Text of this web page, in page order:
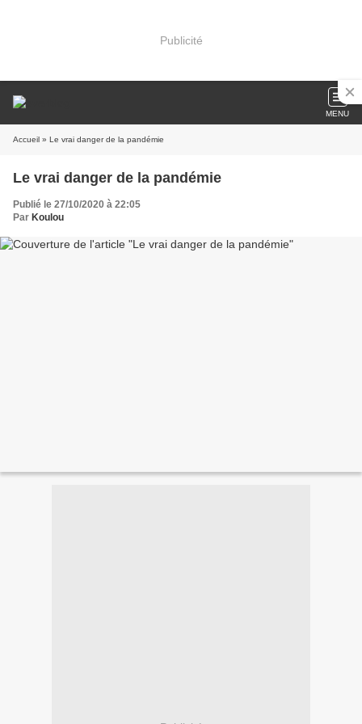
Publicité
MENU
Accueil » Le vrai danger de la pandémie
Le vrai danger de la pandémie
Publié le 27/10/2020 à 22:05
Par Koulou